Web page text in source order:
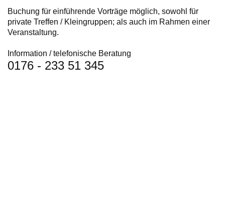
Buchung für einführende Vorträge möglich, sowohl für
private Treffen / Kleingruppen; als auch im Rahmen einer
Veranstaltung.
Information / telefonische Beratung
0176 - 233 51 345